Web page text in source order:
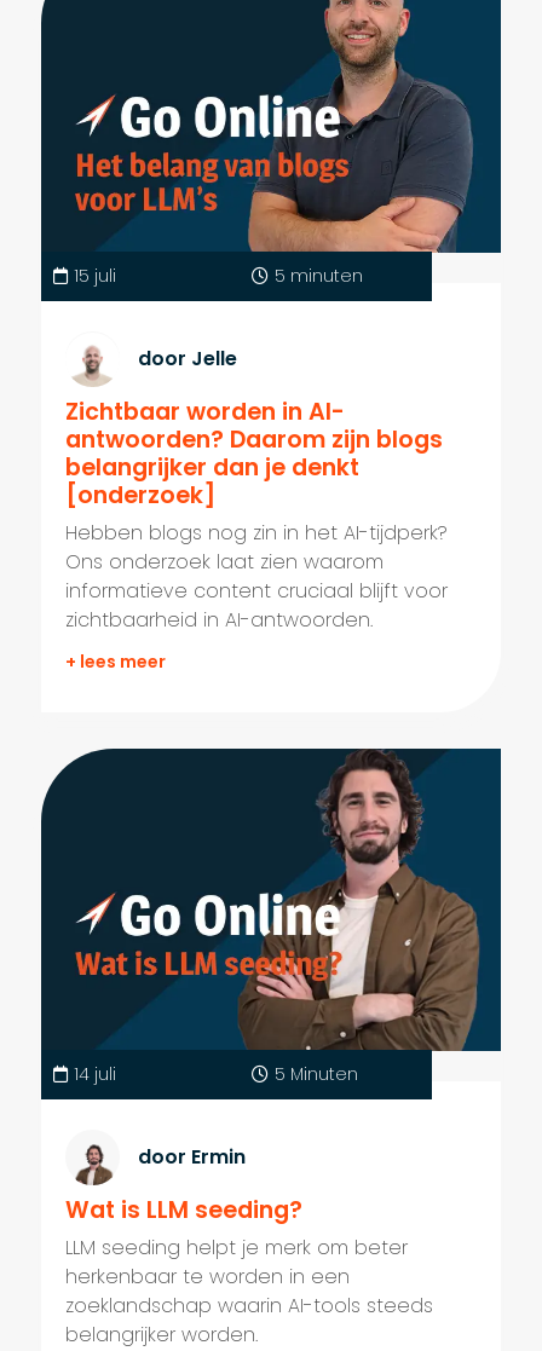
15 juli 5 minuten
door Jelle
Zichtbaar worden in AI-
antwoorden? Daarom zijn blogs
belangrijker dan je denkt
[onderzoek]
Hebben blogs nog zin in het AI-tijdperk?
Ons onderzoek laat zien waarom
informatieve content cruciaal blijft voor
zichtbaarheid in AI-antwoorden.
+ lees meer
14 juli 5 Minuten
door Ermin
Wat is LLM seeding?
LLM seeding helpt je merk om beter
herkenbaar te worden in een
zoeklandschap waarin AI-tools steeds
belangrijker worden.